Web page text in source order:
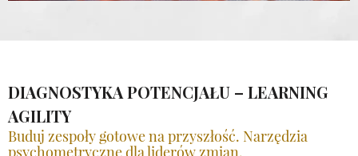
DIAGNOSTYKA POTENCJAŁU – LEARNING
AGILITY
Buduj zespoły gotowe na przyszłość. Narzędzia